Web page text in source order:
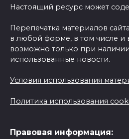
Настоящий ресурс может
Перепечатка материалов
в любой форме, в том числе
возможно только при
использованные новости.
Условия использования
Политика использования
Правовая информация: